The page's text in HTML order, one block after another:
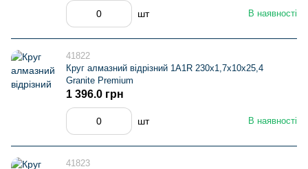
В наявності
шт
41822
Круг алмазний вiдрiзний 1A1R 230x1,7x10x25,4
Granite Premium
В наявності
1 396.0 грн
шт
41823